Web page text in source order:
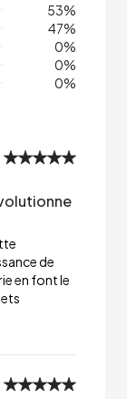
53%
47%
0%
0%
0%
de
en font le